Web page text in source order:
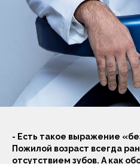
- Есть такое выражение
Пожилой возраст всегда
отсутствием зубов. А как